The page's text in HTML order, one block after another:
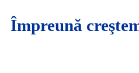
Împreună